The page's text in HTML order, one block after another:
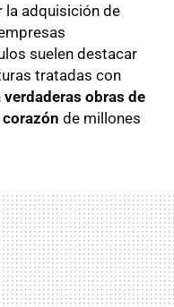
la adquisición de
suelen destacar
tratadas con
obras de
de millones